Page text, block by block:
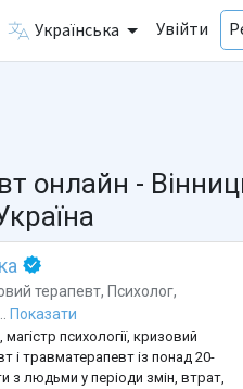
Українська Увійти
онлайн -
терапевт, Психолог,
Показати
психології, кризовий
і травматерапевт із понад 20-
з людьми у періоди змін, втрат,